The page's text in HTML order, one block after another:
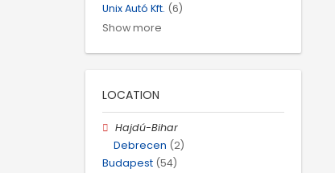
Unix Autó Kft. (6)
Show more
LOCATION
Hajdú-Bihar
Debrecen (2)
Budapest (54)